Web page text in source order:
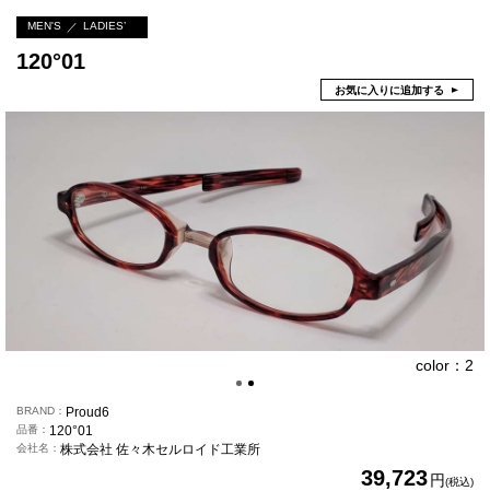
MEN'S LADIES’
120°01
お気に入りに追加する
color：2
BRAND Proud6
品番 120°01
会社名 株式会社 佐々木セルロイド工業所
39,723円(税込)